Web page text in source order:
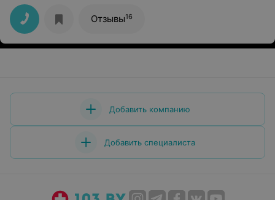
гимнастике на суставы и скандинавской ходьбе,
тренер Катерина. Особая ей благодарность, она
Мастер своего дела. Доставило истинное
наслаждение посещение спа. Массажист Наталья.
Массаж меня очень расслабил, все было
Отзывы16
Добавить компанию
Добавить специалиста